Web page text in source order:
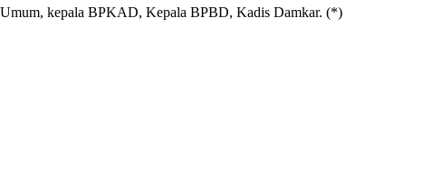
kepala BPKAD, Kepala BPBD, Kadis Damkar. (*)